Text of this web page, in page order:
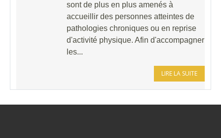
sont de plus en plus amenés à
accueillir des personnes atteintes de
pathologies chroniques ou en reprise
d'activité physique. Afin d'accompagner
les...
LIRE LA SUITE